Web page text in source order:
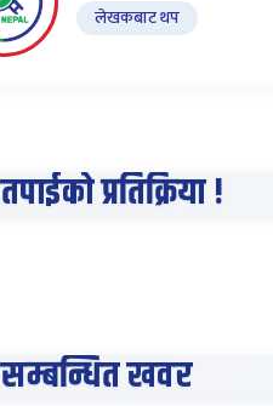
लेखकबाट थप
तपाईको प्रतिक्रिया !
सम्बन्धित खवर